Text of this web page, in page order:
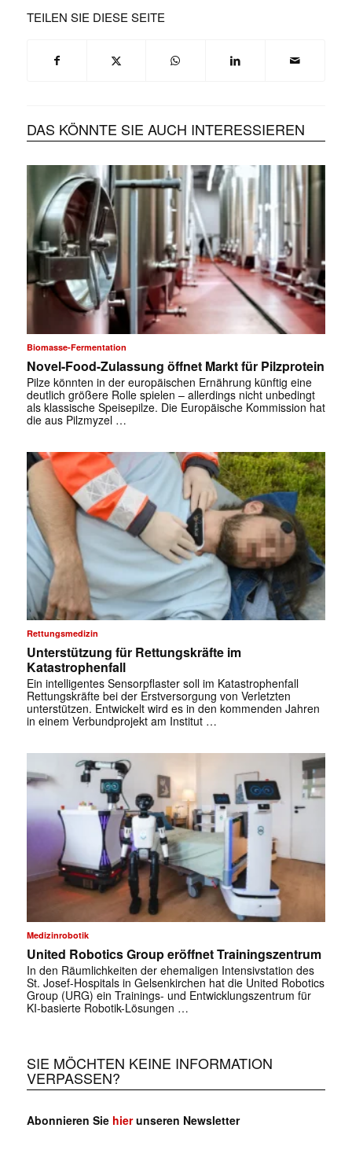
TEILEN SIE DIESE SEITE
DAS KÖNNTE SIE AUCH INTERESSIEREN
Biomasse-Fermentation
Novel-Food-Zulassung öffnet Markt für Pilzprotein
Pilze könnten in der europäischen Ernährung künftig eine
deutlich größere Rolle spielen – allerdings nicht unbedingt
als klassische Speisepilze. Die Europäische Kommission hat
die aus Pilzmyzel …
Rettungsmedizin
Unterstützung für Rettungskräfte im
Katastrophenfall
Ein intelligentes Sensorpflaster soll im Katastrophenfall
Rettungskräfte bei der Erstversorgung von Verletzten
unterstützen. Entwickelt wird es in den kommenden Jahren
in einem Verbundprojekt am Institut …
Medizinrobotik
United Robotics Group eröffnet Trainingszentrum
In den Räumlichkeiten der ehemaligen Intensivstation des
St. Josef-Hospitals in Gelsenkirchen hat die United Robotics
Group (URG) ein Trainings- und Entwicklungszentrum für
KI-basierte Robotik-Lösungen …
SIE MÖCHTEN KEINE INFORMATION
VERPASSEN?
Abonnieren Sie hierunseren Newsletter